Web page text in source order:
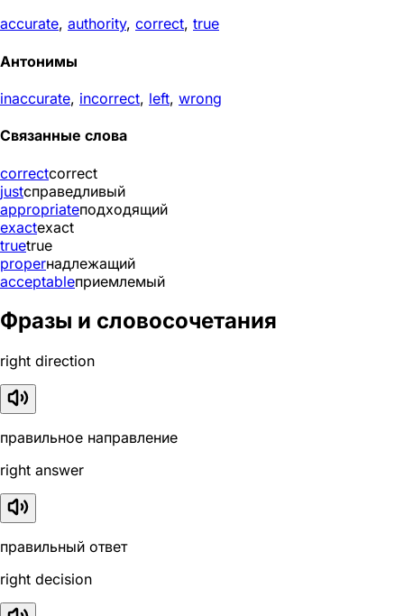
accurate, authority, correct, true
Антонимы
inaccurate, incorrect, left, wrong
Связанные слова
correctcorrect
justсправедливый
appropriateподходящий
exactexact
truetrue
properнадлежащий
acceptableприемлемый
Фразы и словосочетания
right direction
правильное направление
right answer
правильный ответ
right decision